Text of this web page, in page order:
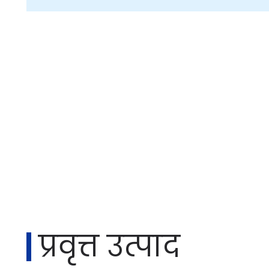
प्रवृत्त उत्पाद